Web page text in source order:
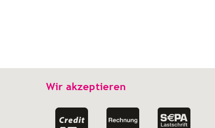
Wir akzeptieren